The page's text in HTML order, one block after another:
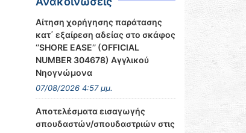
Αίτηση χορήγησης παράτασης
κατ΄ εξαίρεση αδείας στο σκάφος
‘’SHORE EASE’’ (OFFICIAL
NUMBER 304678) Αγγλικού
Νηογνώμονα
07/08/2026 4:57 μμ.
Αποτελέσματα εισαγωγής
σπουδαστών/σπουδαστριών στις